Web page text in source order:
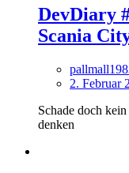
DevDiary
Scania
2. Februar
Schade doch
denken